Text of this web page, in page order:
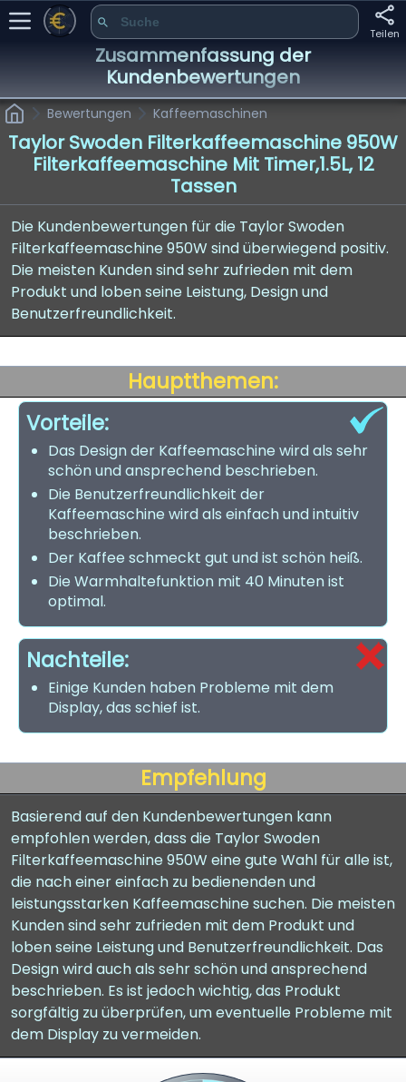
Teilen
Zusammenfassung der
Kundenbewertungen
Bewertungen Kaffeemaschinen
Taylor Swoden Filterkaffeemaschine 950W
Filterkaffeemaschine Mit Timer,1.5L, 12
Tassen
Die Kundenbewertungen für die Taylor Swoden
Filterkaffeemaschine 950W sind überwiegend positiv.
Die meisten Kunden sind sehr zufrieden mit dem
Produkt und loben seine Leistung, Design und
Benutzerfreundlichkeit.
Hauptthemen:
Vorteile:
Das Design der Kaffeemaschine wird als sehr
schön und ansprechend beschrieben.
Die Benutzerfreundlichkeit der
Kaffeemaschine wird als einfach und intuitiv
beschrieben.
Der Kaffee schmeckt gut und ist schön heiß.
Die Warmhaltefunktion mit 40 Minuten ist
optimal.
Nachteile:
Einige Kunden haben Probleme mit dem
Display, das schief ist.
Empfehlung
Basierend auf den Kundenbewertungen kann
empfohlen werden, dass die Taylor Swoden
Filterkaffeemaschine 950W eine gute Wahl für alle ist,
die nach einer einfach zu bedienenden und
leistungsstarken Kaffeemaschine suchen. Die meisten
Kunden sind sehr zufrieden mit dem Produkt und
loben seine Leistung und Benutzerfreundlichkeit. Das
Design wird auch als sehr schön und ansprechend
beschrieben. Es ist jedoch wichtig, das Produkt
sorgfältig zu überprüfen, um eventuelle Probleme mit
dem Display zu vermeiden.